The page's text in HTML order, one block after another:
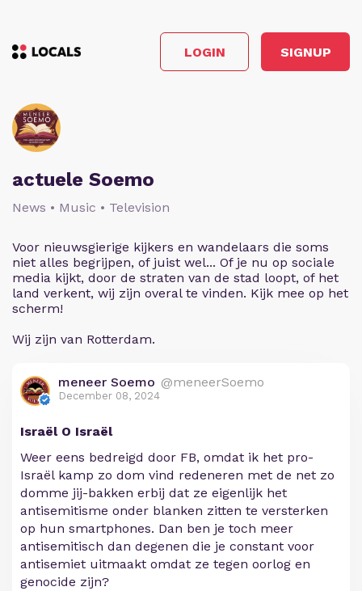
LOGIN SIGNUP
actuele Soemo
News • Music • Television
Voor nieuwsgierige kijkers en wandelaars die soms
niet alles begrijpen, of juist wel... Of je nu op sociale
media kijkt, door de straten van de stad loopt, of het
land verkent, wij zijn overal te vinden. Kijk mee op het
scherm!
Wij zijn van Rotterdam.
meneer Soemo @meneerSoemo
December 08, 2024
Israël O Israël
Weer eens bedreigd door FB, omdat ik het pro-
Israël kamp zo dom vind redeneren met de net zo
domme jij-bakken erbij dat ze eigenlijk het
antisemitisme onder blanken zitten te versterken
op hun smartphones. Dan ben je toch meer
antisemitisch dan degenen die je constant voor
antisemiet uitmaakt omdat ze tegen oorlog en
genocide zijn?